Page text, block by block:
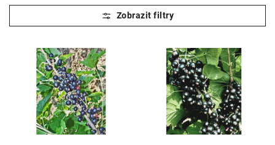
Nejlevnější
Nejdražší
Nejprodávanější
Abecedně